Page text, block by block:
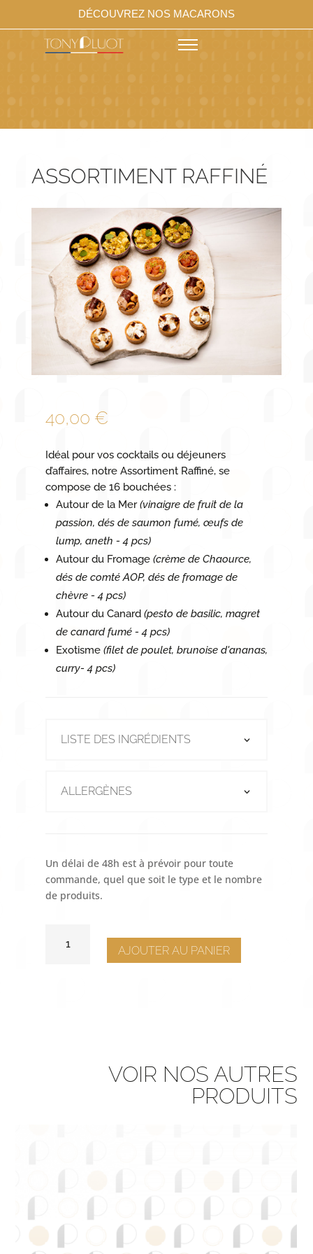
DÉCOUVREZ NOS MACARONS
ASSORTIMENT RAFFINÉ
40,00 €
Idéal pour vos cocktails ou déjeuners
d’affaires, notre Assortiment Raffiné, se
compose de 16 bouchées :
Autour de la Mer(vinaigre de fruit de la
passion, dés de saumon fumé, œufs de
lump, aneth - 4 pcs)
Autour du Fromage (crème de Chaource,
dés de comté AOP, dés de fromage de
chèvre - 4 pcs)
Autour du Canard(pesto de basilic, magret
de canard fumé - 4 pcs)
Exotisme (filet de poulet, brunoise d'ananas,
curry- 4 pcs)
LISTE DES INGRÉDIENTS
ALLERGÈNES
Un délai de 48h est à prévoir pour toute
commande, quel que soit le type et le nombre
de produits.
ASSORTIMENT
AJOUTER AU PANIER
VOIR NOS AUTRES
PRODUITS